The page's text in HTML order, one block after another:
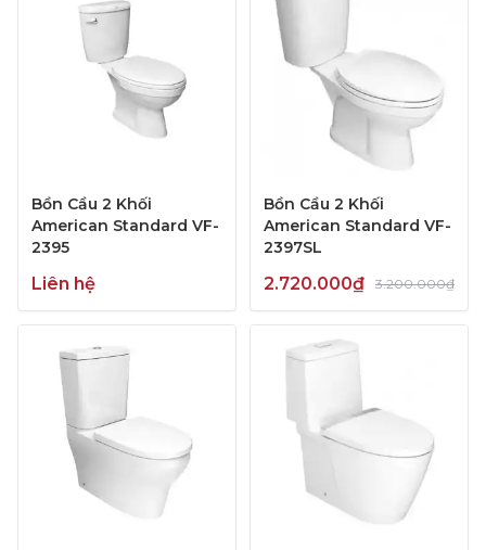
Bồn Cầu 2 Khối
American Standard VF-
2395
Liên hệ
Bồn Cầu 2 Khối
American Standard VF-
2397SL
2.720.000₫ 3.200.000₫